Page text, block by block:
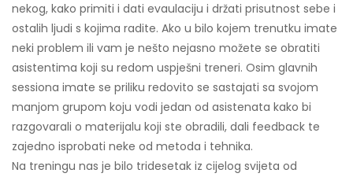
nekog, kako primiti i dati evaulaciju i držati prisutnost sebe i
ostalih ljudi s kojima radite. Ako u bilo kojem trenutku imate
neki problem ili vam je nešto nejasno možete se obratiti
asistentima koji su redom uspješni treneri. Osim glavnih
sessiona imate se priliku redovito se sastajati sa svojom
manjom grupom koju vodi jedan od asistenata kako bi
razgovarali o materijalu koji ste obradili, dali feedback te
zajedno isprobati neke od metoda i tehnika.
Na treningu nas je bilo tridesetak iz cijelog svijeta od